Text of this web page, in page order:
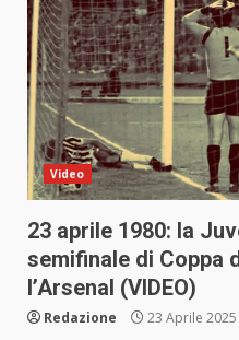
Video
23 aprile 1980: la
semifinale di Coppa
l’Arsenal (VIDEO)
Redazione 23 Aprile 2025